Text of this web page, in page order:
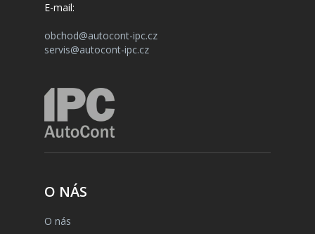
E-mail:
obchod@autocont-ipc.cz
servis@autocont-ipc.cz
O NÁS
O nás